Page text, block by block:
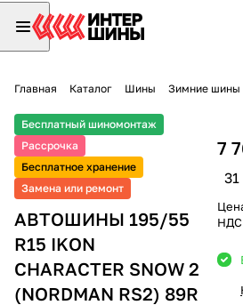
Главная Каталог Шины Зимние шины
Бесплатный шиномонтаж
Рассрочка
Бесплатное хранение
Замена или ремонт
АВТОШИНЫ 195/55
R15 IKON
CHARACTER SNOW 2
(NORDMAN RS2) 89R
7
НДС